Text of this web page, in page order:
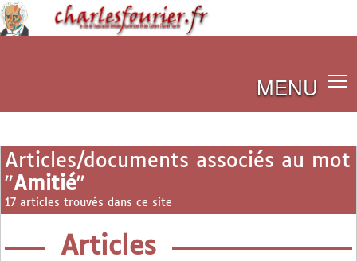
MENU
Articles/documents associés au mot
"Amitié"
17 articles trouvés dans ce site
Articles